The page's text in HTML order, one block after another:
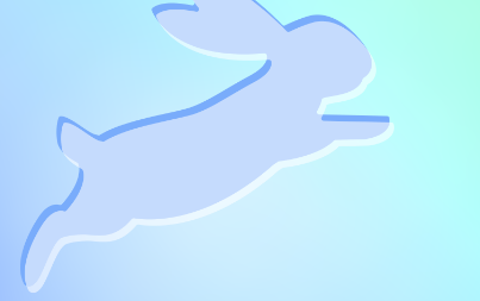
Top
トップ
Profile
プロフィール
Career